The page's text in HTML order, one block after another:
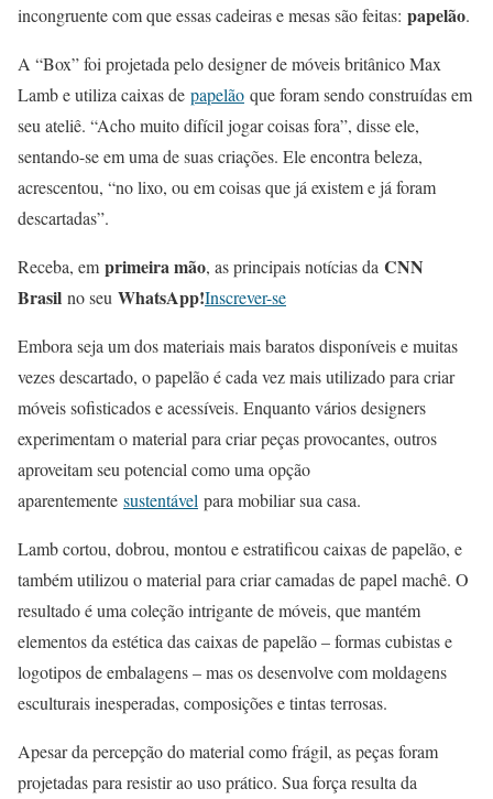
incongruente com que essas cadeiras e mesas são feitas: papelão.
A “Box” foi projetada pelo designer de móveis britânico Max
Lamb e utiliza caixas de papelão que foram sendo construídas em
seu ateliê. “Acho muito difícil jogar coisas fora”, disse ele,
sentando-se em uma de suas criações. Ele encontra beleza,
acrescentou, “no lixo, ou em coisas que já existem e já foram
descartadas”.
Receba, em primeira mão, as principais notícias da CNN
Brasil no seu WhatsApp!Inscrever-se
Embora seja um dos materiais mais baratos disponíveis e muitas
vezes descartado, o papelão é cada vez mais utilizado para criar
móveis sofisticados e acessíveis. Enquanto vários designers
experimentam o material para criar peças provocantes, outros
aproveitam seu potencial como uma opção
aparentemente sustentável para mobiliar sua casa.
Lamb cortou, dobrou, montou e estratificou caixas de papelão, e
também utilizou o material para criar camadas de papel machê. O
resultado é uma coleção intrigante de móveis, que mantém
elementos da estética das caixas de papelão – formas cubistas e
logotipos de embalagens – mas os desenvolve com moldagens
esculturais inesperadas, composições e tintas terrosas.
Apesar da percepção do material como frágil, as peças foram
projetadas para resistir ao uso prático. Sua força resulta da